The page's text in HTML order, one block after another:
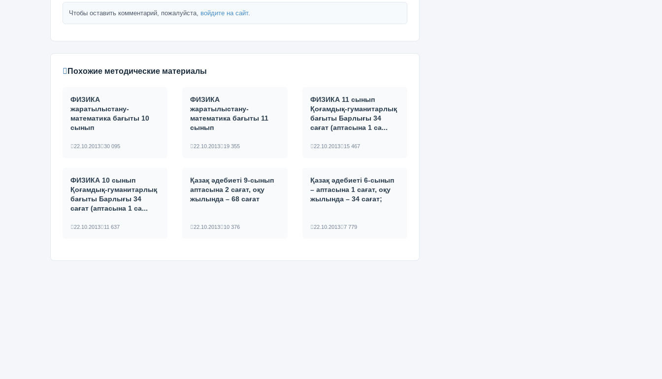
Чтобы оставить комментарий, пожалуйста, войдите на сайт.
Похожие методические материалы
ФИЗИКА
жаратылыстану-
математика бағыты 10
сынып
22.10.2013 30 095
ФИЗИКА
жаратылыстану-
математика бағыты 11
сынып
22.10.2013 19 355
ФИЗИКА 11 сынып
Қоғамдық-гуманитарлық
бағыты Барлығы 34
сағат (аптасына 1 са...
22.10.2013 15 467
ФИЗИКА 10 сынып
Қоғамдық-гуманитарлық
бағыты Барлығы 34
сағат (аптасына 1 са...
22.10.2013 11 637
Қазақ әдебиеті 9-сынып
аптасына 2 сағат, оқу
жылында – 68 сағат
22.10.2013 10 376
Қазақ әдебиеті 6-сынып
– аптасына 1 сағат, оқу
жылында – 34 сағат;
22.10.2013 7 779